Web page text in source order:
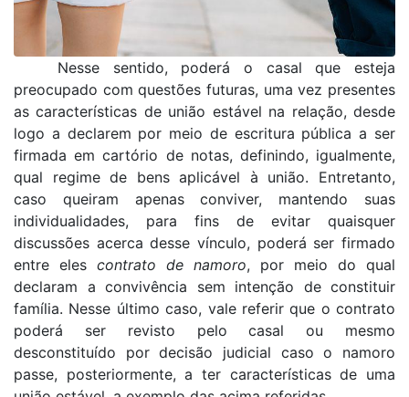
Nesse sentido, poderá o casal que esteja
preocupado com questões futuras, uma vez presentes
as características de união estável na relação, desde
logo a declarem por meio de escritura pública a ser
firmada em cartório de notas, definindo, igualmente,
qual regime de bens aplicável à união. Entretanto,
caso queiram apenas conviver, mantendo suas
individualidades, para fins de evitar quaisquer
discussões acerca desse vínculo, poderá ser firmado
entre eles contrato de namoro, por meio do qual
declaram a convivência sem intenção de constituir
família. Nesse último caso, vale referir que o contrato
poderá ser revisto pelo casal ou mesmo
desconstituído por decisão judicial caso o namoro
passe, posteriormente, a ter características de uma